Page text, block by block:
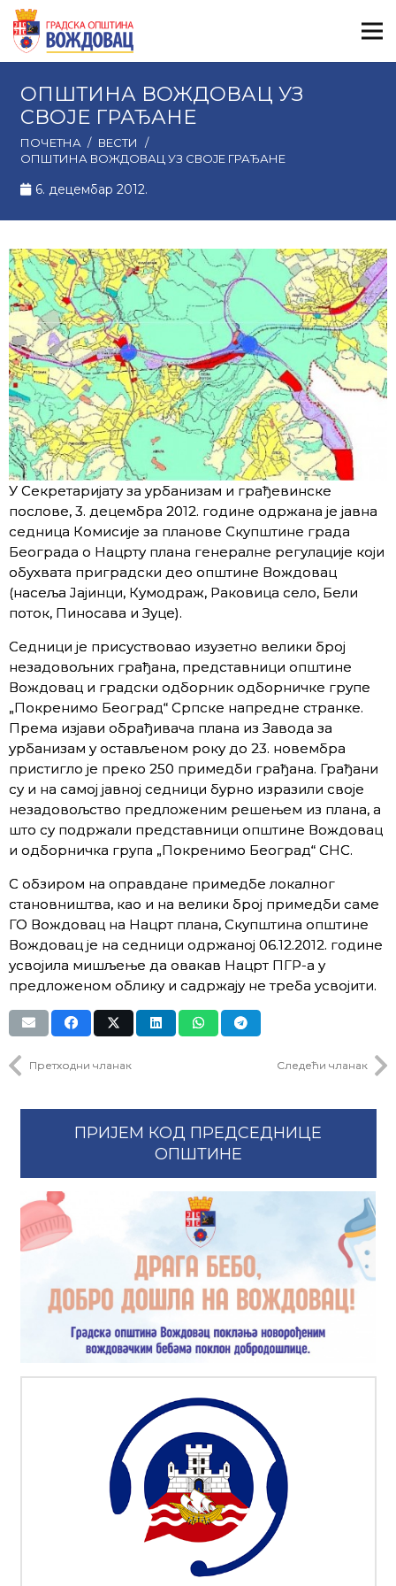
ОПШТИНА ВОЖДОВАЦ УЗ
СВОЈЕ ГРАЂАНЕ
ПОЧЕТНА / ВЕСТИ
/
ОПШТИНА ВОЖДОВАЦ УЗ СВОЈЕ ГРАЂАНЕ
6. децембар 2012.
У Секретаријату за урбанизам и грађевинске
послове, 3. децембра 2012. године одржана је јавна
седница Комисије за планове Скупштине града
Београда о Нацрту плана генералне регулације који
обухвата приградски део општине Вождовац
(насеља Јајинци, Кумодраж, Раковица село, Бели
поток, Пиносава и Зуце).
Седници је присуствовао изузетно велики број
незадовољних грађана, представници општине
Вождовац и градски одборник одборничке групе
„Покренимо Београд“ Српске напредне странке.
Према изјави обрађивача плана из Завода за
урбанизам у остављеном року до 23. новембра
пристигло је преко 250 примедби грађана. Грађани
су и на самој јавној седници бурно изразили своје
незадовољство предложеним решењем из плана, а
што су подржали представници општине Вождовац
и одборничка група „Покренимо Београд“ СНС.
С обзиром на оправдане примедбе локалног
становништва, као и на велики број примедби саме
ГО Вождовац на Нацрт плана, Скупштина општине
Вождовац је на седници одржаној 06.12.2012. године
усвојила мишљење да овакав Нацрт ПГР-а у
предложеном облику и садржају не треба усвојити.
Претходни чланак Следећи чланак
ПРИЈЕМ КОД ПРЕДСЕДНИЦЕ
ОПШТИНЕ